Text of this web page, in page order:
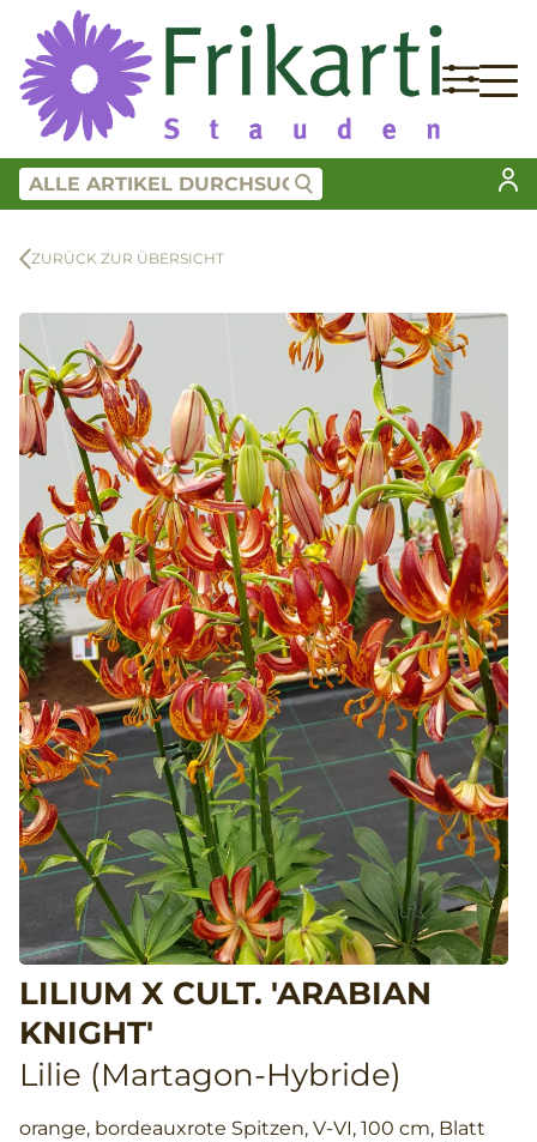
ZURÜCK ZUR ÜBERSICHT
LILIUM X CULT. 'ARABIAN
KNIGHT'
Lilie (Martagon-Hybride)
orange, bordeauxrote Spitzen, V-VI, 100 cm, Blatt